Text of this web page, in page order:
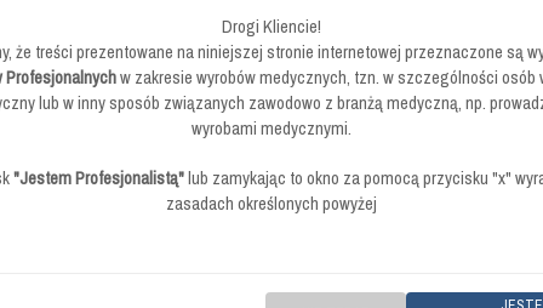
wosku i żywicy po
Kiehl Resinex - płyn do usuwania wosku i żywicy
Drogi Kliencie!
że treści prezentowane na niniejszej stronie internetowej przeznaczone są
Profesjonalnychw zakresie wyrobów medycznych, tzn. w szczególności osób
lub w inny sposób związanych zawodowo z branżą medyczną, np.
wyrobami medycznymi.
"Jestem Profesjonalistą"lub zamykając to okno za pomocą przycisku "x"
zasadach określonych powyżej